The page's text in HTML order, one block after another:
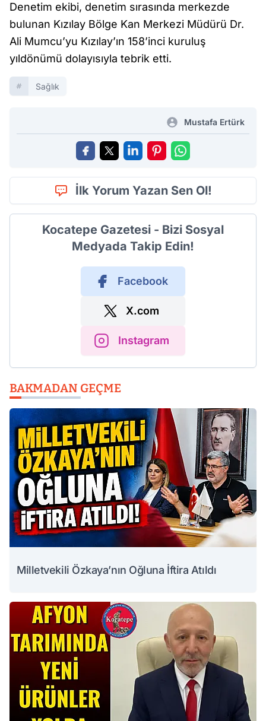
Denetim ekibi, denetim sırasında merkezde
bulunan Kızılay Bölge Kan Merkezi Müdürü Dr.
Ali Mumcu’yu Kızılay’ın 158’inci kuruluş
yıldönümü dolayısıyla tebrik etti.
Sağlık
Mustafa Ertürk
İlk Yorum Yazan Sen Ol!
Kocatepe Gazetesi - Bizi Sosyal
Medyada Takip Edin!
Facebook
X.com
Instagram
BAKMADAN GEÇME
Milletvekili Özkaya’nın Oğluna İftira Atıldı